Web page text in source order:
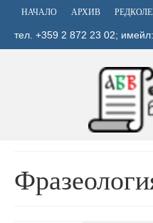
НАЧАЛО АРХИВ
тел. +359 2 872 23 02; имейл: